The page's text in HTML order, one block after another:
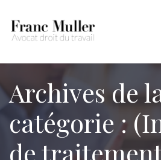
Archives de
catégorie :
de